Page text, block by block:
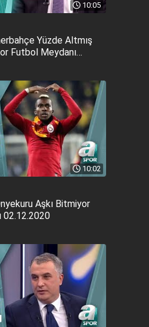
10:05
Yüzde Altmış
Futbol Meydanı
10:02
Aşkı Bitmiyor
02.12.2020